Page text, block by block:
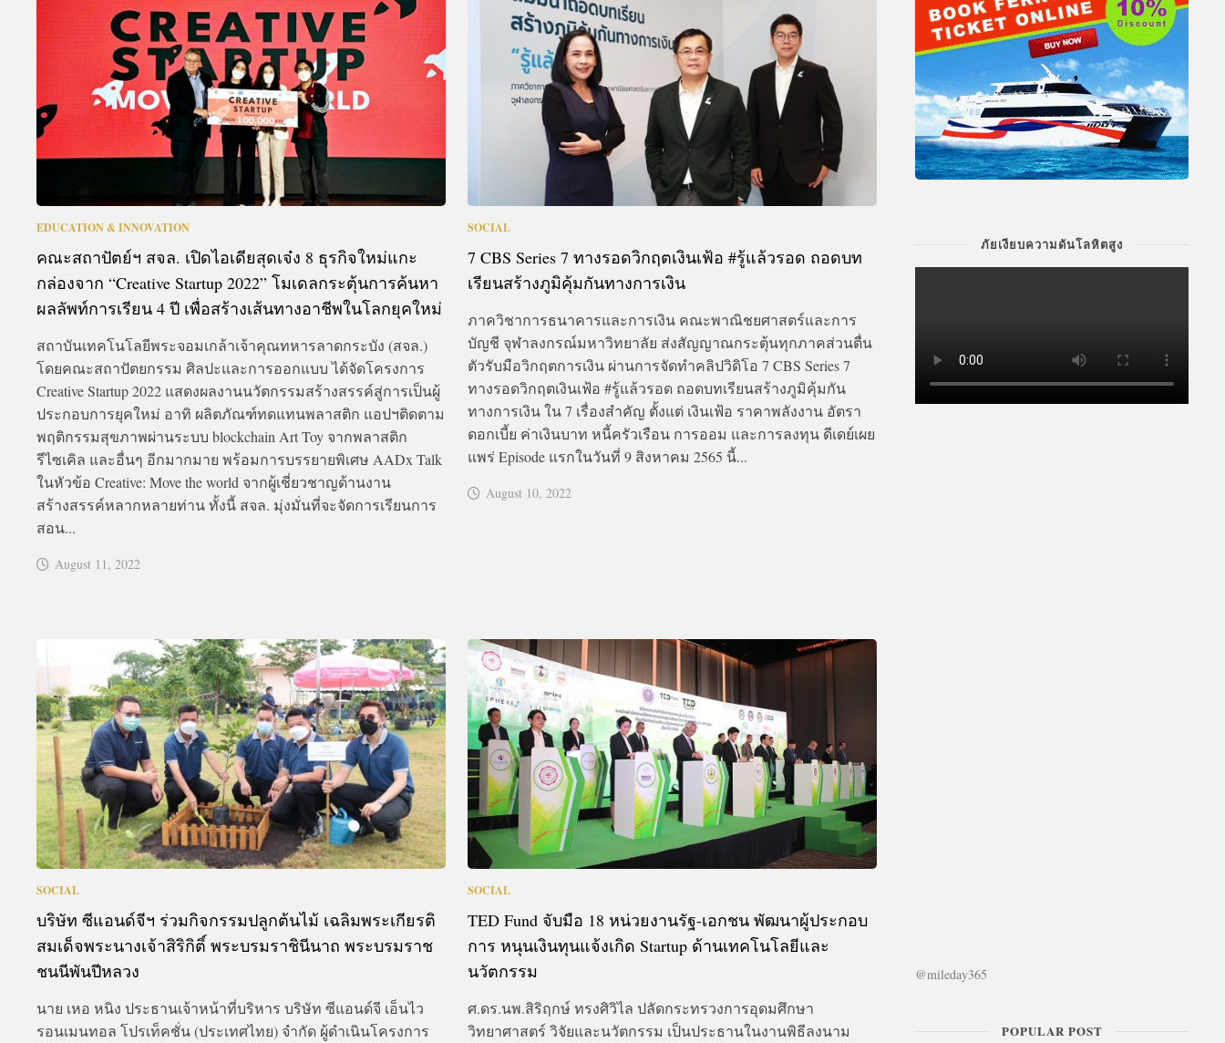
EVENT
EDUCATION & INNOVATION
คณะสถาปัตย์ฯ สจล. เปิดไอเดียสุดเจ๋ง 8 ธุรกิจใหม่แกะ
กล่องจาก “Creative Startup 2022” โมเดลกระตุ้นการค้นหา
ผลลัพท์การเรียน 4 ปี เพื่อสร้างเส้นทางอาชีพในโลกยุคใหม่
สถาบันเทคโนโลยีพระจอมเกล้าเจ้าคุณทหารลาดกระบัง (สจล.)
โดยคณะสถาปัตยกรรม ศิลปะและการออกแบบ ได้จัดโครงการ
Creative Startup 2022 แสดงผลงานนวัตกรรมสร้างสรรค์สู่การเป็นผู้
ประกอบการยุคใหม่ อาทิ ผลิตภัณฑ์ทดแทนพลาสติก แอปฯติดตาม
พฤติกรรมสุขภาพผ่านระบบ blockchain Art Toy จากพลาสติก
รีไซเคิล และอื่นๆ อีกมากมาย พร้อมการบรรยายพิเศษ AADx Talk
ในหัวข้อ Creative: Move the world จากผู้เชี่ยวชาญด้านงาน
สร้างสรรค์หลากหลายท่าน ทั้งนี้ สจล. มุ่งมั่นที่จะจัดการเรียนการ
สอน...
August 11, 2022
SOCIAL
7 CBS Series 7 ทางรอดวิกฤตเงินเฟ้อ #รู้แล้วรอด ถอดบท
เรียนสร้างภูมิคุ้มกันทางการเงิน
ภาควิชาการธนาคารและการเงิน คณะพาณิชยศาสตร์และการ
บัญชี จุฬาลงกรณ์มหาวิทยาลัย ส่งสัญญาณกระตุ้นทุกภาคส่วนตื่น
ตัวรับมือวิกฤตการเงิน ผ่านการจัดทำคลิปวิดิโอ 7 CBS Series 7
ทางรอดวิกฤตเงินเฟ้อ #รู้แล้วรอด ถอดบทเรียนสร้างภูมิคุ้มกัน
ทางการเงิน ใน 7 เรื่องสำคัญ ตั้งแต่ เงินเฟ้อ ราคาพลังงาน อัตรา
ดอกเบี้ย ค่าเงินบาท หนี้ครัวเรือน การออม และการลงทุน ดีเดย์เผย
แพร่ Episode แรกในวันที่ 9 สิงหาคม 2565 นี้...
August 10, 2022
SOCIAL
บริษัท ซีแอนด์จีฯ ร่วมกิจกรรมปลูกต้นไม้ เฉลิมพระเกียรติ
สมเด็จพระนางเจ้าสิริกิติ์ พระบรมราชินีนาถ พระบรมราช
ชนนีพันปีหลวง
นาย เหอ หนิง ประธานเจ้าหน้าที่บริหาร บริษัท ซีแอนด์จี เอ็นไว
รอนเมนทอล โปรเท็คชั่น (ประเทศไทย) จำกัด ผู้ดำเนินโครงการ
SOCIAL
TED Fund จับมือ 18 หน่วยงานรัฐ-เอกชน พัฒนาผู้ประกอบ
การ หนุนเงินทุนแจ้งเกิด Startup ด้านเทคโนโลยีและ
นวัตกรรม
ศ.ดร.นพ.สิริฤกษ์ ทรงศิวิไล ปลัดกระทรวงการอุดมศึกษา
วิทยาศาสตร์ วิจัยและนวัตกรรม เป็นประธานในงานพิธีลงนาม
ภัยเงียบความดันโลหิตสูง
@mileday365
POPULAR POST